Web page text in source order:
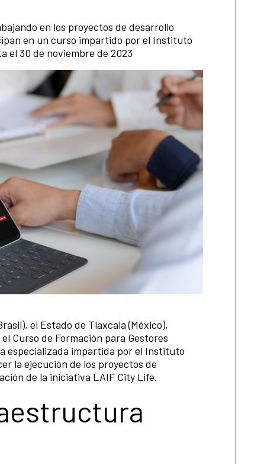
en los proyectos de desarrollo
en un curso impartido por el Instituto
el 30 de noviembre de 2023
el Estado de Tlaxcala (México),
Curso de Formación para Gestores
especializada impartida por el Instituto
la ejecución de los proyectos de
de la iniciativa LAIF City Life.